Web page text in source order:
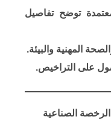
توضح تفاصيل
المهنية والبيئة.
على التراخيص.
الصناعية